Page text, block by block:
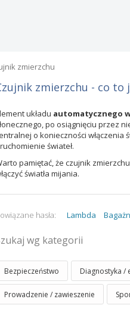
zmierzchu
zmierzchu - co to
układu automatycznego
po osiągnięciu przez
o konieczności włączenia
świateł.
pamiętać, że czujnik
światła mijania.
hasła: Lambda
wg kategorii
Bezpieczeństwo Diagnostyka /
Prowadzenie / zawieszenie